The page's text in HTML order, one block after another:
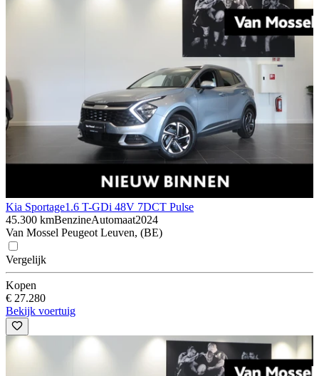
Kia Sportage1.6 T-GDi 48V 7DCT Pulse
45.300 kmBenzineAutomaat2024
Van Mossel Peugeot Leuven, (BE)
Vergelijk
Kopen
€ 27.280
Bekijk voertuig